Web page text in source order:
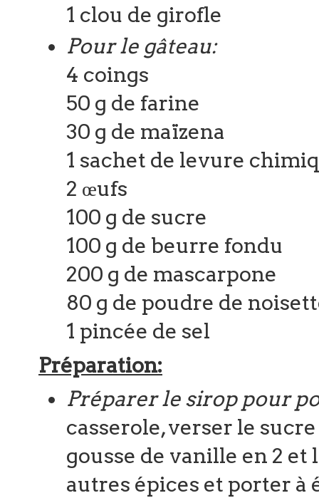
1 clou de girofle
Pour le gâteau:
4 coings
50 g de farine
30 g de maïzena
1 sachet de levure
2 œufs
100 g de sucre
100 g de beurre fondu
200 g de mascarpone
80 g de poudre de
1 pincée de sel
Préparation:
Préparer le sirop pour
casserole, verser le
gousse de vanille en 2
autres épices et porter à